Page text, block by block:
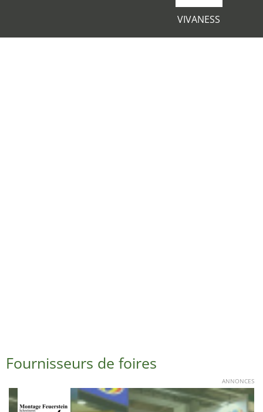
VIVANESS
Fournisseurs de foires
ANNONCES